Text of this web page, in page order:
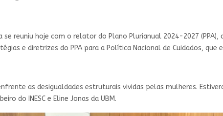
se reuniu hoje com o relator do Plano Plurianual 2024-2027
e diretrizes do PPA para a Política Nacional de Cuidados,
as desigualdades estruturais vividas pelas mulheres.
do INESC e Eline Jonas da UBM.